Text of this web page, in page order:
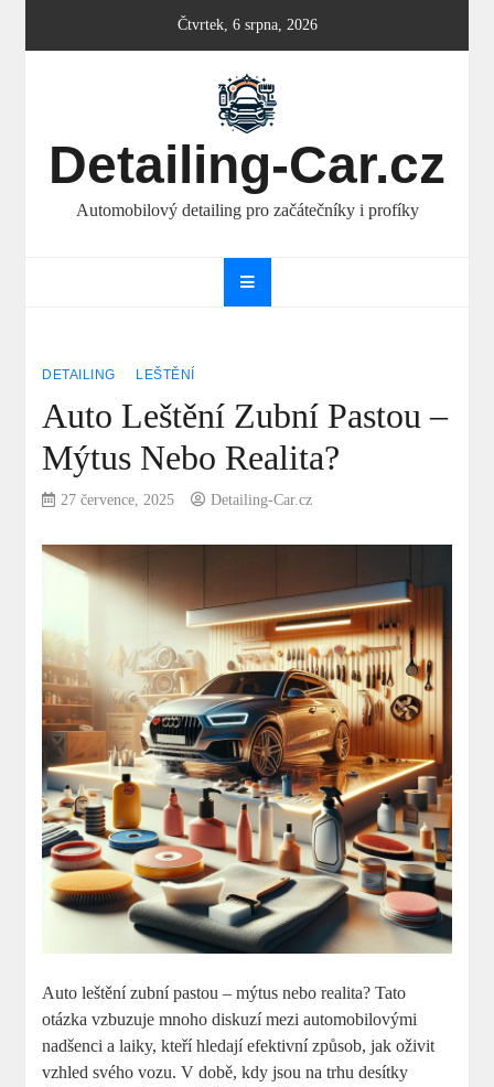
Čtvrtek, 6 srpna, 2026
Detailing-Car.cz
Automobilový detailing pro začátečníky i profíky
DETAILING LEŠTĚNÍ
Auto Leštění Zubní Pastou –
Mýtus Nebo Realita?
27 července, 2025 Detailing-Car.cz
Auto leštění zubní pastou – mýtus nebo realita? Tato
otázka vzbuzuje mnoho diskuzí mezi automobilovými
nadšenci a laiky, kteří hledají efektivní způsob, jak oživit
vzhled svého vozu. V době, kdy jsou na trhu desítky